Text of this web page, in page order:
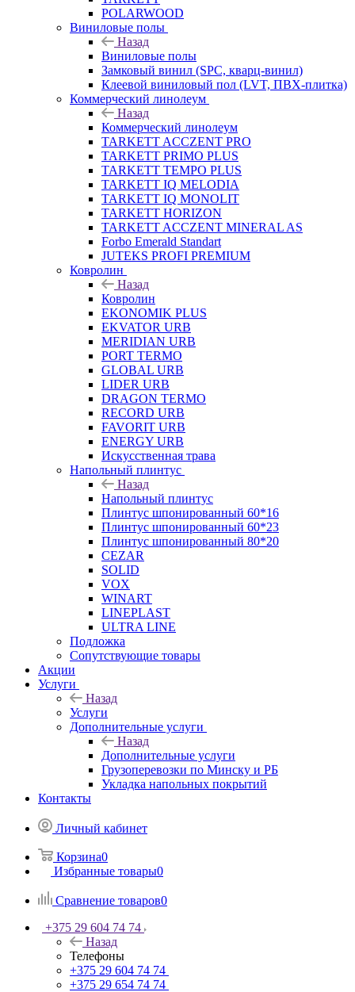
POLARWOOD
Виниловые полы
Назад
Виниловые полы
Замковый винил (SPC, кварц-винил)
Клеевой виниловый пол (LVT, ПВХ-плитка)
Коммерческий линолеум
Назад
Коммерческий линолеум
TARKETT ACCZENT PRO
TARKETT PRIMO PLUS
TARKETT TEMPO PLUS
TARKETT IQ MELODIA
TARKETT IQ MONOLIT
TARKETT HORIZON
TARKETT ACCZENT MINERAL AS
Forbo Emerald Standart
JUTEKS PROFI PREMIUM
Ковролин
Назад
Ковролин
EKONOMIK PLUS
EKVATOR URB
MERIDIAN URB
PORT TERMO
GLOBAL URB
LIDER URB
DRAGON TERMO
RECORD URB
FAVORIT URB
ENERGY URB
Искусственная трава
Напольный плинтус
Назад
Напольный плинтус
Плинтус шпонированный 60*16
Плинтус шпонированный 60*23
Плинтус шпонированный 80*20
CEZAR
SOLID
VOX
WINART
LINEPLAST
ULTRA LINE
Подложка
Сопутствующие товары
Акции
Услуги
Назад
Услуги
Дополнительные услуги
Назад
Дополнительные услуги
Грузоперевозки по Минску и РБ
Укладка напольных покрытий
Контакты
Личный кабинет
Корзина0
Избранные товары0
Сравнение товаров0
+375 29 604 74 74
Назад
Телефоны
+375 29 604 74 74
+375 29 654 74 74